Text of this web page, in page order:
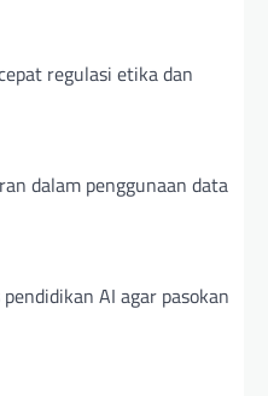
regulasi etika dan
dalam penggunaan data
AI agar pasokan